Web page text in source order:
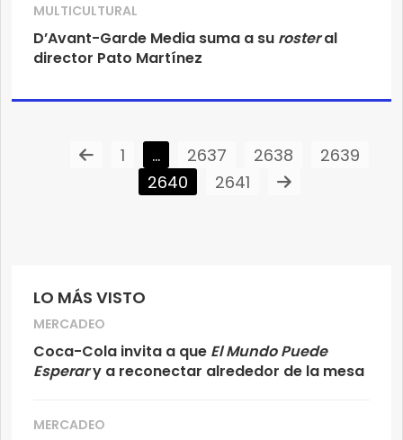
LO MÁS VISTO
MERCADEO
Coca-Cola invita a que El Mundo Puede
Esperary a reconectar alrededor de la mesa
MERCADEO
MULTICULTURAL
D’Avant-Garde Media suma a su rosteral
director Pato Martínez
1 … 2637 2638
2639
2640
2641